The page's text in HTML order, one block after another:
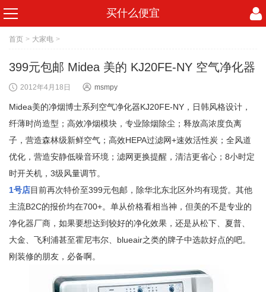
买什么便宜
首页 > 大家电 >
399元包邮 Midea 美的 KJ20FE-NY 空气净化器
2012年4月18日 msmpy
Midea美的净烟博士系列空气净化器KJ20FE-NY，日韩风格设计，
纤薄时尚造型；高效净烟模块，专业除烟除尘；释放高浓度负离
子，营造森林级新鲜空气；高效HEPA过滤网+速效活性炭；全风道
优化，营造安静低噪音环境；滤网更换提醒，清洁更省心；8小时定
时开关机，3级风量调节。
1号店目前再次特价至399元包邮，除华北东北区外均有现货。其他
主流B2C的报价均在700+。单从价格看相当神，但美的不是专业的
净化器厂商，如果要想达到较好的净化效果，还是从松下、夏普、
大金、飞利浦甚至霍尼韦尔、blueair之类的牌子中选款好点的吧。
刚装修的朋友，必备啊。